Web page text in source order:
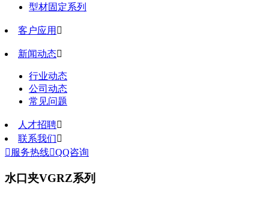
型材固定系列
客户应用 
新闻动态
行业动态
公司动态
常见问题
人才招聘
联系我们
 服务热线QQ咨询
水口夹VGRZ系列